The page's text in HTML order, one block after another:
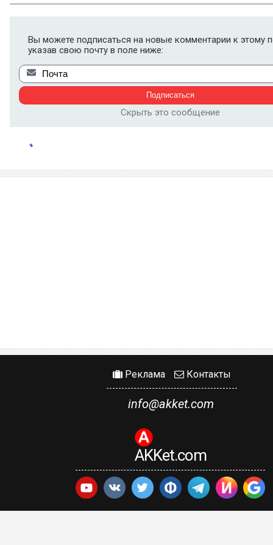
Вы можете подписаться на новые комментарии к этому
указав свою почту в поле ниже:
Скрыть это сообщение
Реклама Контакты
info@akket.com
AKKet.com